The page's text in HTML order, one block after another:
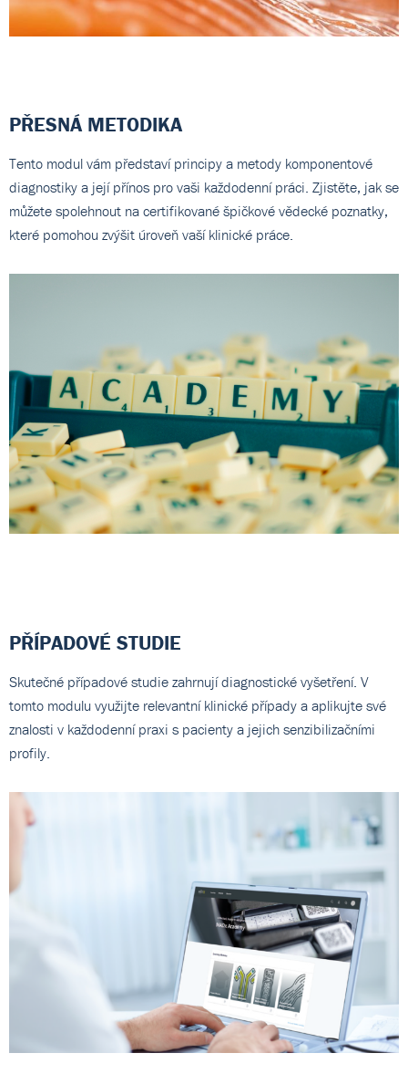
PŘESNÁ METODIKA
Tento modul vám představí principy a metody komponentové
diagnostiky a její přínos pro vaši každodenní práci. Zjistěte, jak se
můžete spolehnout na certifikované špičkové vědecké poznatky,
které pomohou zvýšit úroveň vaší klinické práce.
PŘÍPADOVÉ STUDIE
Skutečné případové studie zahrnují diagnostické vyšetření. V
tomto modulu využijte relevantní klinické případy a aplikujte své
znalosti v každodenní praxi s pacienty a jejich senzibilizačními
profily.